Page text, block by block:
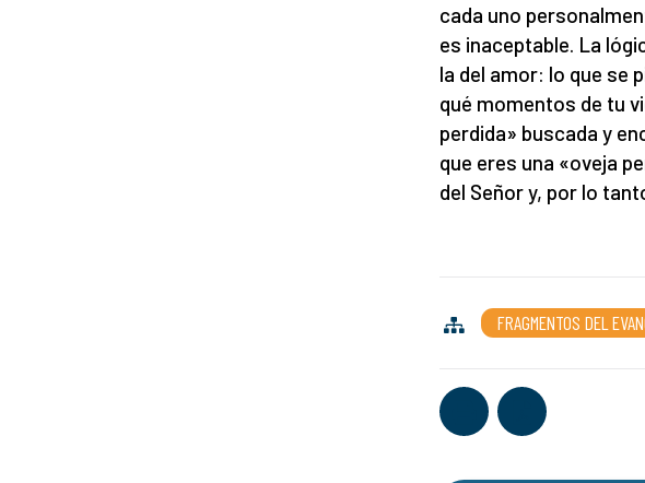
cada uno
es inaceptable. La
la del amor: lo que se
qué momentos de tu
perdida» buscada y
que eres una «oveja
del Señor y, por lo
FRAGMENTOS DEL